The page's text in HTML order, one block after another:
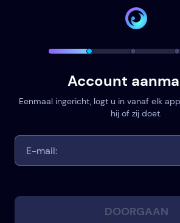
Account
Eenmaal ingericht, logt u in vanaf elk
hij of zij doet.
DOORGAAN